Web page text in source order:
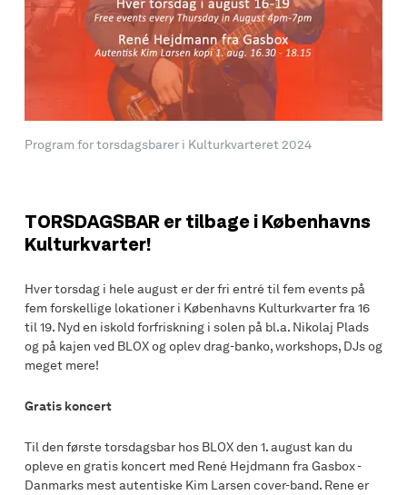
Program for torsdagsbarer i Kulturkvarteret 2024
TORSDAGSBAR er tilbage i Københavns
Kulturkvarter!
Hver torsdag i hele august er der fri entré til fem events på
fem forskellige lokationer i Københavns Kulturkvarter fra 16
til 19. Nyd en iskold forfriskning i solen på bl.a. Nikolaj Plads
og på kajen ved BLOX og oplev drag-banko, workshops, DJs og
meget mere!
Gratis koncert
Til den første torsdagsbar hos BLOX den 1. august kan du
opleve en gratis koncert med René Hejdmann fra Gasbox -
Danmarks mest autentiske Kim Larsen cover-band. Rene er